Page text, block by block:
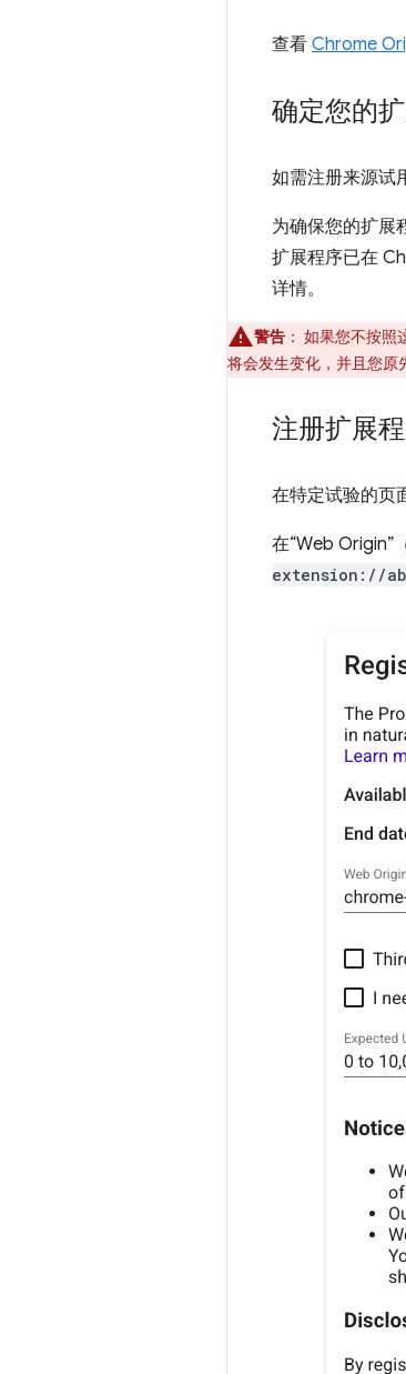
查看 Chrome
确定您的
如需注册来源试
为确保您的扩展
扩展程序已在
详情。
警告 ： 如果您不按照
将会发生变化，并且您原
注册扩展
在特定试验的页
在“Web Origin”
extension://